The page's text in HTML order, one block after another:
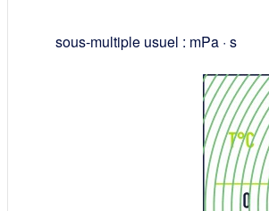
sous-multiple usuel : mPa · s